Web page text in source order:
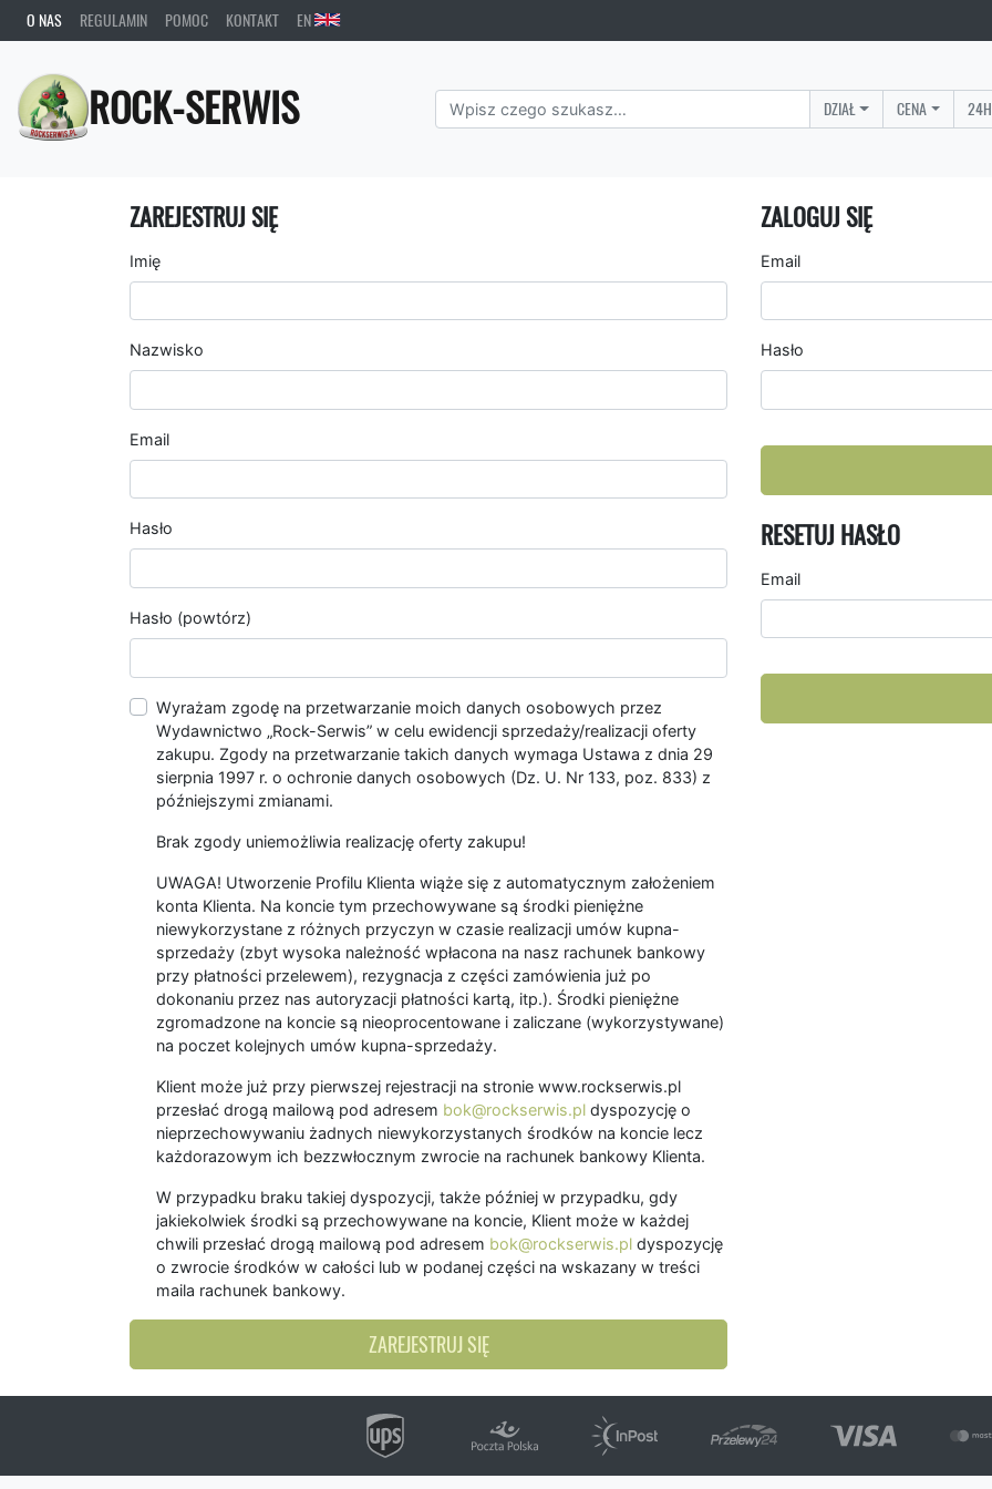
O NAS REGULAMIN POMOC KONTAKT EN
ROCK-SERWIS DZIAŁ CENA
ZAREJESTRUJ SIĘ
Imię
Nazwisko
Email
Hasło
Hasło (powtórz)
Wyrażam zgodę na przetwarzanie moich danych osobowych przez
Wydawnictwo „Rock-Serwis” w celu ewidencji sprzedaży/realizacji oferty
zakupu. Zgody na przetwarzanie takich danych wymaga Ustawa z dnia 29
sierpnia 1997 r. o ochronie danych osobowych (Dz. U. Nr 133, poz. 833) z
późniejszymi zmianami.
Brak zgody uniemożliwia realizację oferty zakupu!
UWAGA! Utworzenie Profilu Klienta wiąże się z automatycznym założeniem
konta Klienta. Na koncie tym przechowywane są środki pieniężne
niewykorzystane z różnych przyczyn w czasie realizacji umów kupna-
sprzedaży (zbyt wysoka należność wpłacona na nasz rachunek bankowy
przy płatności przelewem), rezygnacja z części zamówienia już po
dokonaniu przez nas autoryzacji płatności kartą, itp.). Środki pieniężne
zgromadzone na koncie są nieoprocentowane i zaliczane (wykorzystywane)
na poczet kolejnych umów kupna-sprzedaży.
Klient może już przy pierwszej rejestracji na stronie www.rockserwis.pl
przesłać drogą mailową pod adresem bok@rockserwis.pl dyspozycję o
nieprzechowywaniu żadnych niewykorzystanych środków na koncie lecz
każdorazowym ich bezzwłocznym zwrocie na rachunek bankowy Klienta.
W przypadku braku takiej dyspozycji, także później w przypadku, gdy
jakiekolwiek środki są przechowywane na koncie, Klient może w każdej
chwili przesłać drogą mailową pod adresem bok@rockserwis.pl dyspozycję
o zwrocie środków w całości lub w podanej części na wskazany w treści
maila rachunek bankowy.
ZAREJESTRUJ SIĘ
ZALOGUJ SIĘ
Email
Hasło
RESETUJ HASŁO
Email